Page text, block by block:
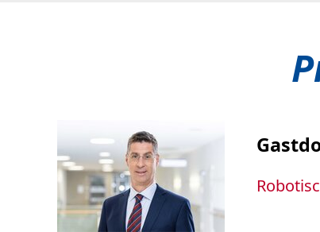
Forschung & Studien
Veranstaltungskalender
Aktuelles / Medien